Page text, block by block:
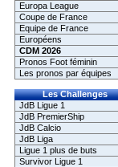
Europa League
Coupe de France
Equipe de France
Européens
CDM 2026
Pronos Foot féminin
Les pronos par équipes
Les Challenges
JdB Ligue 1
JdB PremierShip
JdB Calcio
JdB Liga
Ligue 1 plus de buts
Survivor Ligue 1